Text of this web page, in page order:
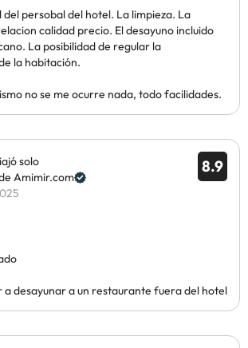
del persobal del hotel. La limpieza. La
calidad precio. El desayuno incluido
La posibilidad de regular la
la habitación.
no se me ocurre nada, todo facilidades.
8.9
solo
Amimir.com
a desayunar a un restaurante fuera del hotel